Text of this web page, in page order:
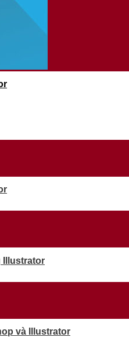
Illustrator
và Illustrator